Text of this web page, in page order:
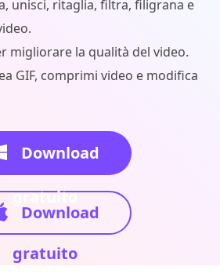
unisci, ritaglia, filtra, filigrana e
migliorare la qualità del video.
GIF, comprimi video e modifica
Download
gratuito
Download
gratuito